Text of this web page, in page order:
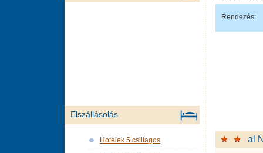
Rendezés:
al
Elszállásolás
Hotelek 5 csillagos